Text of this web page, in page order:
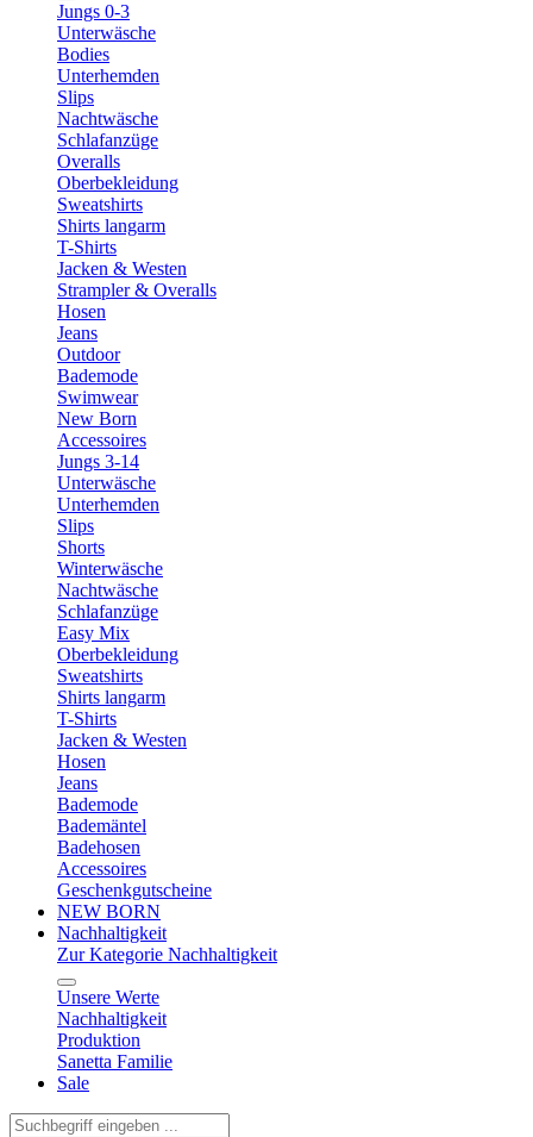
Jungs 0-3
Unterwäsche
Bodies
Unterhemden
Slips
Nachtwäsche
Schlafanzüge
Overalls
Oberbekleidung
Sweatshirts
Shirts langarm
T-Shirts
Jacken & Westen
Strampler & Overalls
Hosen
Jeans
Outdoor
Bademode
Swimwear
New Born
Accessoires
Jungs 3-14
Unterwäsche
Unterhemden
Slips
Shorts
Winterwäsche
Nachtwäsche
Schlafanzüge
Easy Mix
Oberbekleidung
Sweatshirts
Shirts langarm
T-Shirts
Jacken & Westen
Hosen
Jeans
Bademode
Bademäntel
Badehosen
Accessoires
Geschenkgutscheine
NEW BORN
Nachhaltigkeit
Zur Kategorie Nachhaltigkeit
Unsere Werte
Nachhaltigkeit
Produktion
Sanetta Familie
Sale